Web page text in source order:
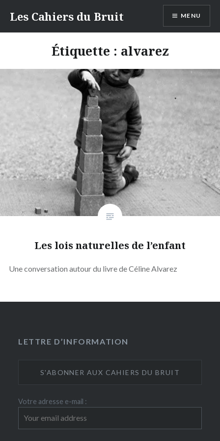
contenu
Les Cahiers du Bruit MENU
Étiquette : alvarez
Les lois naturelles de l’enfant
Une conversation autour du livre de Céline Alvarez
LETTRE D’INFORMATION
Votre adresse e-mail :